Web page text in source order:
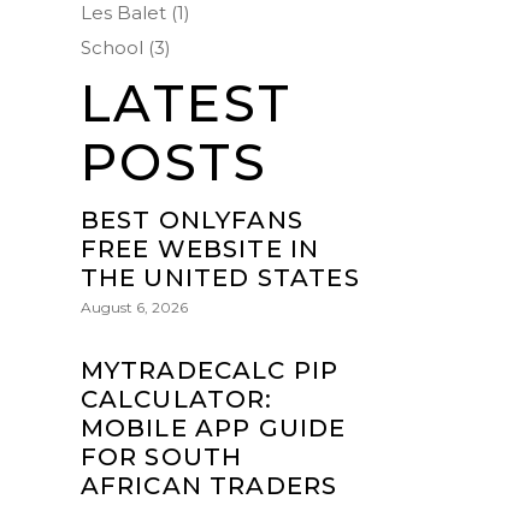
Les Balet(1)
School (3)
LATEST
POSTS
BEST ONLYFANS
FREE WEBSITE IN
THE UNITED STATES
August 6, 2026
MYTRADECALC PIP
CALCULATOR:
MOBILE APP GUIDE
FOR SOUTH
AFRICAN TRADERS